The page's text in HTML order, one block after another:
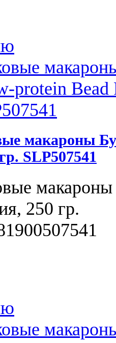
макароны
SLP507541
250 гр.